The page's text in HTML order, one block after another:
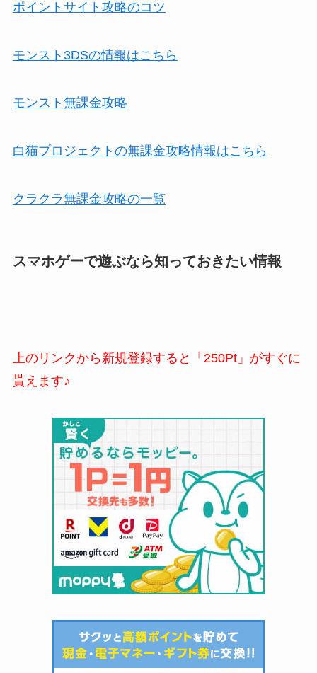
ポイントサイト攻略のコツ
モンスト3DSの情報はこちら
モンスト無課金攻略
白猫プロジェクトの無課金攻略情報はこちら
クラクラ無課金攻略の一覧
スマホゲーで遊ぶなら知っておきたい情報
上のリンクから新規登録すると「250Pt」がすぐに
貰えます♪